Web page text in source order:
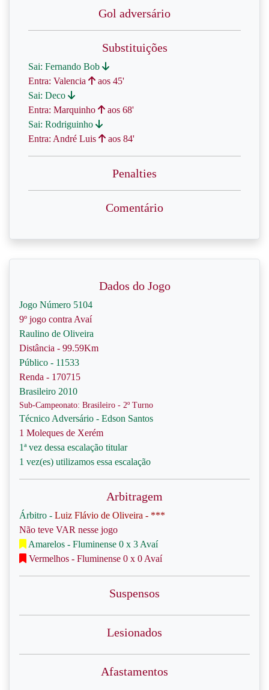
Gol adversário
Substituições
Sai: Fernando Bob
Entra: Valencia
aos 45'
Sai: Deco
Entra: Marquinho
aos 68'
Sai: Rodriguinho
Entra: André Luis
aos 84'
Penalties
Comentário
Dados do Jogo
Jogo Número 5104
9º jogo contra Avaí
Raulino de Oliveira
Distância - 99.59Km
Público - 11533
Renda - 170715
Brasileiro 2010
Sub-Campeonato: Brasileiro - 2º Turno
Técnico Adversário - Edson Santos
1 Moleques de Xerém
1ª vez dessa escalação titular
1 vez(es) utilizamos essa escalação
Arbitragem
Árbitro - Luiz Flávio de Oliveira - ***
Não teve VAR nesse jogo
Amarelos - Fluminense 0 x 3 Avaí
Vermelhos - Fluminense 0 x 0 Avaí
Suspensos
Lesionados
Afastamentos